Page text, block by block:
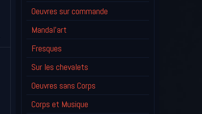
Oeuvres sur commande
Mandal'art
Fresques
Sur les chevalets
Oeuvres sans Corps
Corps et Musique